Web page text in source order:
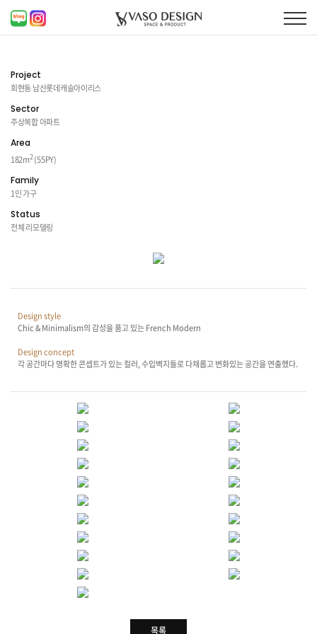
Project
회현동 남산롯데캐슬아이리스
Sector
주상복합 아파트
Area
182m2(55PY)
Family
1인 가구
Status
전체 리모델링
Design style
Chic & Minimalism의 감성을 품고 있는 French Modern
Design concept
각 공간마다 명확한 콘셉트가 있는 컬러, 수입벽지들로 다채롭고 변화있는 공간을 연출했다.
목록